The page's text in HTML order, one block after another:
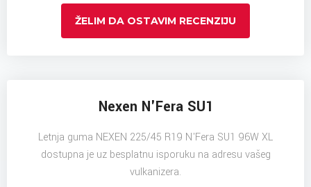
ŽELIM DA OSTAVIM RECENZIJU
Nexen N'Fera SU1
Letnja guma NEXEN 225/45 R19 N'Fera SU1 96W XL
dostupna je uz besplatnu isporuku na adresu vašeg
vulkanizera.